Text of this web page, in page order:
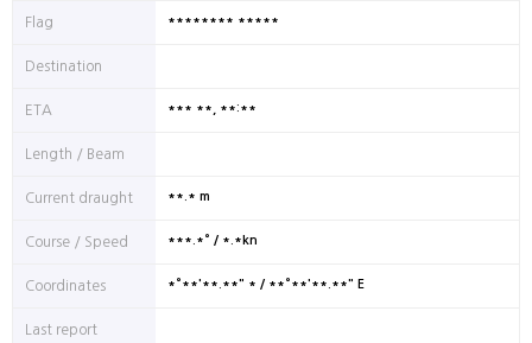
Flag ******** *****
Destination
ETA *** **, **:**
Length / Beam
Current draught **.* m
Course / Speed ***.*° / *.*kn
Coordinates *°**'**.**" * / **°**'**.**" E
Last report